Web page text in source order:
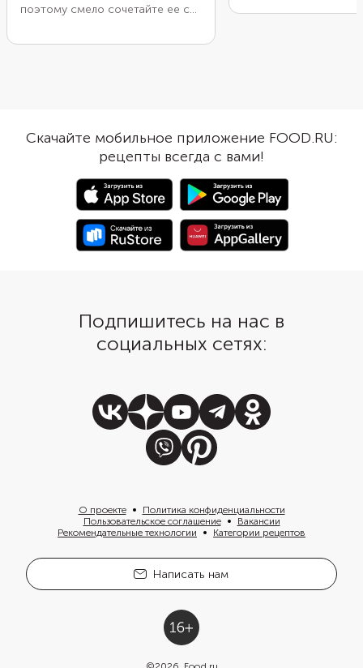
поэтому смело сочетайте ее с
красивый цвет и глубину во
запастить терпением, и дать
мясу хорошо пропитаться
маринадом. Тогда оно получится
особенно сочным и вкусным.
овощами, посыпали
мясные соки
кусочков. Тогда в
свинина выделит
жидкости, останется
готовое блюдо
аппетитнее и
Скачайте мобильное приложение FOOD.RU:
рецепты всегда с вами!
Подпишитесь на нас в
социальных сетях:
О проекте
Политика конфиденциальности
Пользовательское соглашение
Вакансии
Рекомендательные технологии
Категории рецептов
Написать нам